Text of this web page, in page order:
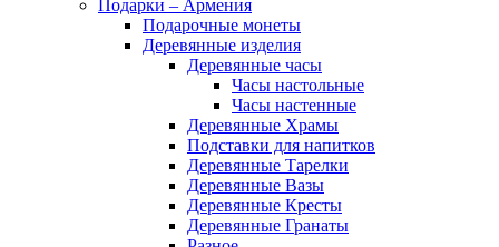
Подарки – Армения
Подарочные монеты
Деревянные изделия
Деревянные часы
Часы настольные
Часы настенные
Деревянные Храмы
Подставки для напитков
Деревянные Тарелки
Деревянные Вазы
Деревянные Кресты
Деревянные Гранаты